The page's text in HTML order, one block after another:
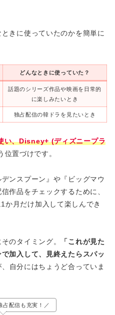
きに使っていたのかを簡単に
どんなときに使っていた？
話題のシリーズ作品や映画を日常的
に楽しみたいとき
独占配信の韓ドラを見たいとき
い、Disney+ (ディズニープラ
位置づけです。
ンスプーン』や『ビッグマウ
作品をチェックするために、
月だけ加入して楽しんでき
のタイミング。
「これが見た
加入して、見終えたらスパッ
自分にはちょうど合っていま
占配信も充実！／